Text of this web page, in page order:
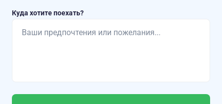
Куда хотите поехать?